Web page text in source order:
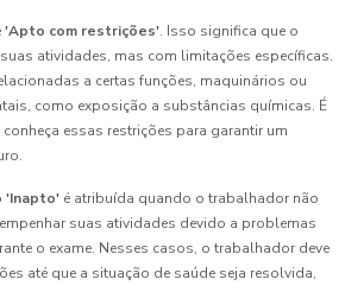
'Apto com restrições'. Isso significa que o
atividades, mas com limitações específicas.
a certas funções, maquinários ou
como exposição a substâncias químicas. É
essas restrições para garantir um
'Inapto' é atribuída quando o trabalhador não
suas atividades devido a problemas
o exame. Nesses casos, o trabalhador deve
até que a situação de saúde seja resolvida,